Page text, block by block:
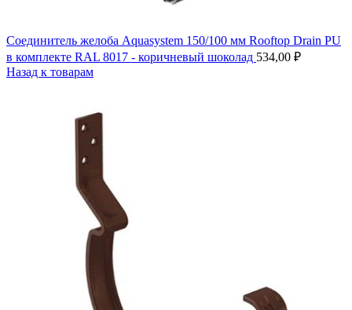
Соединитель желоба Aquasystem 150/100 мм Rooftop Drain PU
в комплекте RAL 8017 - коричневый шоколад 534,00 ₽
Назад к товарам